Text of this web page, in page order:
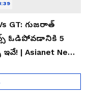
GT: గుజరాత్
ఓడిపోవడానికి 5
| Asianet News